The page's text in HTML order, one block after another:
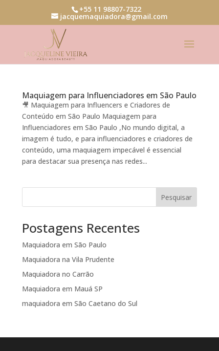
+55 11 98807-7322
jacquemaquiadora@gmail.com
Maquiagem para Influenciadores em São Paulo
🎥 Maquiagem para Influencers e Criadores de
Conteúdo em São Paulo Maquiagem para
Influenciadores em São Paulo ,No mundo digital, a
imagem é tudo, e para influenciadores e criadores de
conteúdo, uma maquiagem impecável é essencial
para destacar sua presença nas redes...
Pesquisar
Postagens Recentes
Maquiadora em São Paulo
Maquiadora na Vila Prudente
Maquiadora no Carrão
Maquiadora em Mauá SP
maquiadora em São Caetano do Sul